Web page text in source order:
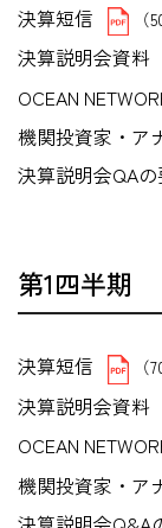
決算短信 （
決算説明会資料
OCEAN
機関投資家・ア
決算説明会QA
第1四半期
決算短信 （
決算説明会資料
OCEAN
機関投資家・ア